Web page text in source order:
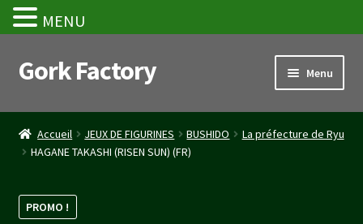
Aller
à
navigation
Aller
au
Gork Factory Menu
Accueil
CGV
Mon compte
Accueil JEUX DE FIGURINES BUSHIDO
La préfecture de Ryu
HAGANE TAKASHI (RISEN SUN) (FR)
PROMO !
MENU